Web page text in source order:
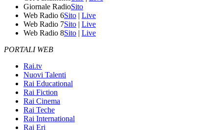
Giornale RadioSito
Web Radio 6Sito | Live
Web Radio 7Sito | Live
Web Radio 8Sito | Live
PORTALI WEB
Rai.tv
Nuovi Talenti
Rai Educational
Rai Fiction
Rai Cinema
Rai Teche
Rai International
Rai Eri